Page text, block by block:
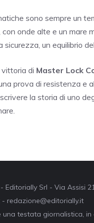
sono sempre un
onde alte e un mare
sicurezza, un equilibrio
vittoria di Master Lock
prova di resistenza e
la storia di uno
Editorially Srl - Via Assisi
redazione@editorially.it
una testata giornalistica,